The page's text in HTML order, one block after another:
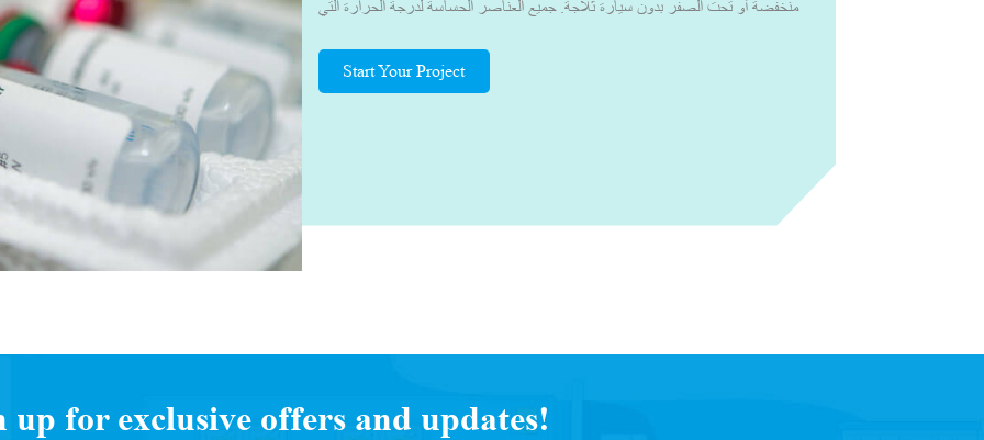
منخفضة أو تحت الصفر بدون سيارة ثلاجة. جميع العناصر الحساسة لدرجة الحرارة التي
2 إلى 8 درجات مئوية أو درجات الحرارة الأخرى ذات الصلة. بفضل معرفتنا في مجال
أنظمة التبريد النشطة والسلبية، يمكننا تصميم حلول مناسبة. وهذا يضمن النقل الآمن
Start Your Project
up for exclusive offers and updates!